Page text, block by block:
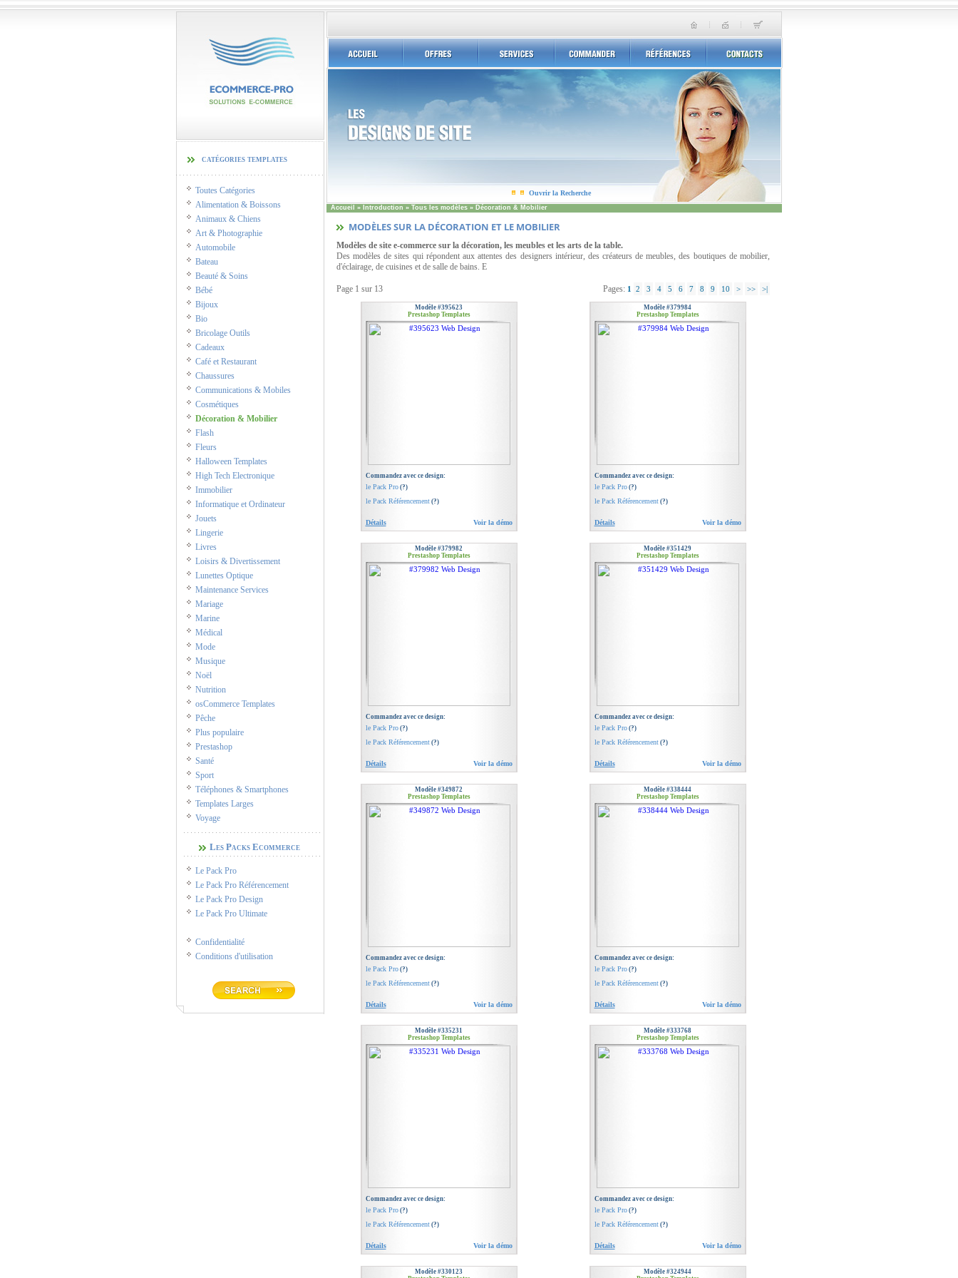
Ouvrir la Recherche
catégories templates
Toutes Catégories
Alimentation & Boissons
Animaux & Chiens
Art & Photographie
Automobile
Bateau
Beauté & Soins
Bébé
Bijoux
Bio
Bricolage Outils
Cadeaux
Café et Restaurant
Chaussures
Communications & Mobiles
Cosmétiques
Décoration & Mobilier
Flash
Fleurs
Halloween Templates
High Tech Electronique
Immobilier
Informatique et Ordinateur
Jouets
Lingerie
Livres
Loisirs & Divertissement
Lunettes Optique
Maintenance Services
Mariage
Marine
Médical
Mode
Musique
Noël
Nutrition
osCommerce Templates
Pêche
Plus populaire
Prestashop
Santé
Sport
Téléphones & Smartphones
Templates Larges
Voyage
Les Packs Ecommerce
Le Pack Pro
Le Pack Pro Référencement
Le Pack Pro Design
Le Pack Pro Ultimate
Confidentialité
Conditions d'utilisation
Accueil » Introduction » Tous les modèles » Décoration & Mobilier
MODÈLES SUR LA DÉCORATION ET LE MOBILIER
Modèles de site e-commerce sur la décoration, les meubles et les arts de la table.
Des modèles de sites qui répondent aux attentes des designers intérieur, des créateurs de meubles, des boutiques de mobilier,
d'éclairage, de cuisines et de salle de bains. E
Page 1 sur 13 Pages: 1 2 3 4 5 6 7 8 9 10 > >> >|
Modèle #395623
Prestashop Templates
Commandez avec ce design:
le Pack Pro (?)
le Pack Référencement(?)
Détails Voir la démo
Modèle #379984
Prestashop Templates
Commandez avec ce design:
le Pack Pro (?)
le Pack Référencement(?)
Détails Voir la démo
Modèle #379982
Prestashop Templates
Commandez avec ce design:
le Pack Pro (?)
le Pack Référencement(?)
Détails Voir la démo
Modèle #351429
Prestashop Templates
Commandez avec ce design:
le Pack Pro (?)
le Pack Référencement(?)
Détails Voir la démo
Modèle #349872
Prestashop Templates
Commandez avec ce design:
le Pack Pro (?)
le Pack Référencement(?)
Détails Voir la démo
Modèle #338444
Prestashop Templates
Commandez avec ce design:
le Pack Pro (?)
le Pack Référencement(?)
Détails Voir la démo
Modèle #335231
Prestashop Templates
Commandez avec ce design:
le Pack Pro (?)
le Pack Référencement(?)
Détails Voir la démo
Modèle #333768
Prestashop Templates
Commandez avec ce design:
le Pack Pro (?)
le Pack Référencement(?)
Détails Voir la démo
Modèle #330123
Modèle #324944